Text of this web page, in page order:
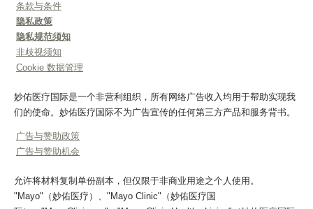
条款与条件
隐私政策
隐私规范须知
非歧视须知
Cookie 数据管理
妙佑医疗国际是一个非营利组织，所有网络广告收入均用于帮助实现我
们的使命。妙佑医疗国际不为广告宣传的任何第三方产品和服务背书。
广告与赞助政策
广告与赞助机会
允许将材料复制单份副本，但仅限于非商业用途之个人使用。
"Mayo"（妙佑医疗）、"Mayo Clinic"（妙佑医疗国